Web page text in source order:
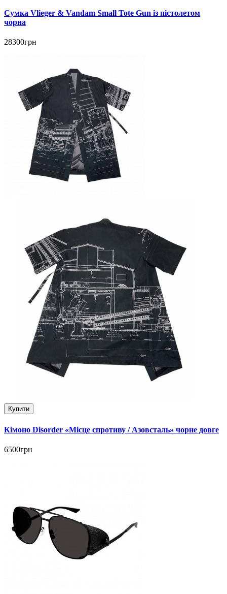
Сумка Vlieger & Vandam Small Tote Gun із пістолетом
чорна
28300грн
Купити
Кімоно Disorder «Місце спротиву / Азовсталь» чорне довге
6500грн